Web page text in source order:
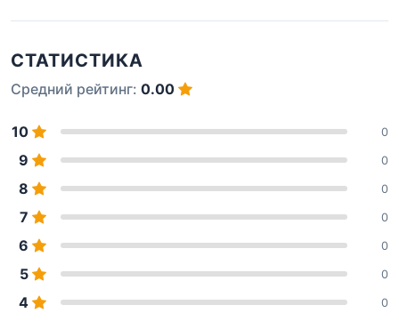
СТАТИСТИКА
Средний рейтинг: 0.00
10 0
9 0
8 0
7 0
6 0
5 0
4 0